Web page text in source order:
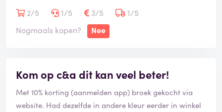
2/5
1/5 3/5
1/5
Nogmaals kopen?
Nee
Kom op c&a dit kan veel beter!
Met 10% korting (aanmelden app) broek gekocht via
website. Had dezelfde in andere kleur eerder in winkel